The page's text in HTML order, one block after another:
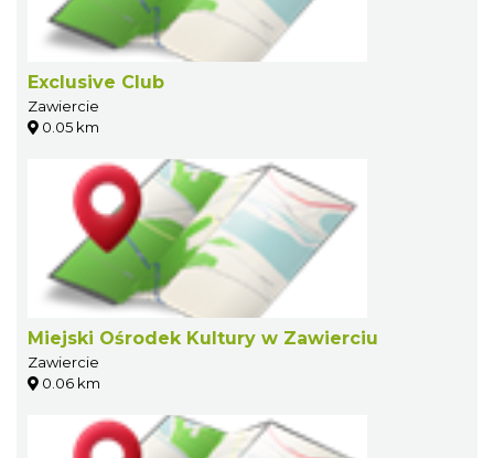
Exclusive Club
Zawiercie
0.05 km
Miejski Ośrodek Kultury w Zawierciu
Zawiercie
0.06 km